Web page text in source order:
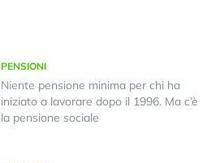
PENSIONI
Niente pensione minima per chi ha
iniziato a lavorare dopo il 1996. Ma c’è
la pensione sociale